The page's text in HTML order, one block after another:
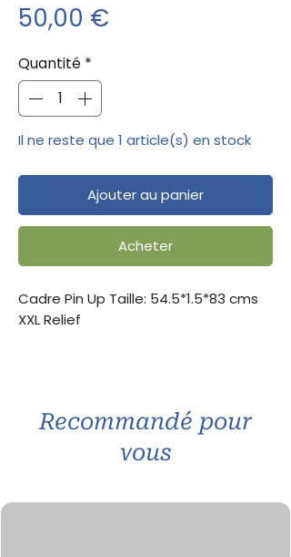
50,00 €
Quantité *
Il ne reste que 1 article(s) en stock
Ajouter au panier
Acheter
Cadre Pin Up Taille: 54.5*1.5*83 cms
XXL Relief
Recommandé pour
vous